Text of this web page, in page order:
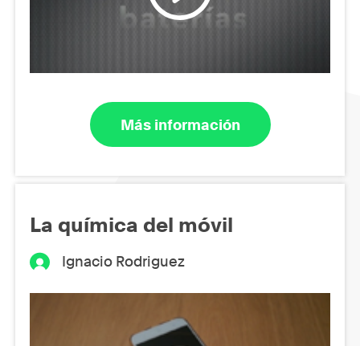
Más información
La química del móvil
Ignacio Rodriguez